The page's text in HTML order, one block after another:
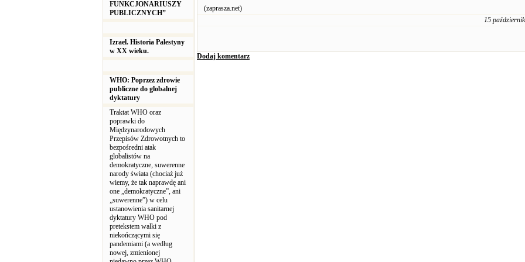
FUNKCJONARIUSZY
PUBLICZNYCH”
Izrael. Historia Palestyny
w XX wieku.
WHO: Poprzez zdrowie
publiczne do globalnej
dyktatury
Traktat WHO oraz
poprawki do
Międzynarodowych
Przepisów Zdrowotnych to
bezpośredni atak
globalistów na
demokratyczne, suwerenne
narody świata (chociaż już
wiemy, że tak naprawdę ani
one „demokratyczne”, ani
„suwerenne”) w celu
ustanowienia sanitarnej
dyktatury WHO pod
pretekstem walki z
niekończącymi się
pandemiami (a według
nowej, zmienionej
(zaprasza.net)
15
Dodaj komentarz